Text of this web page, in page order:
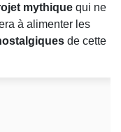
mythique qui ne
à alimenter les
de cette